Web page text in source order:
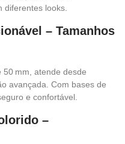
diferentes looks.
– Tamanhos
mm, atende desde
avançada. Com bases de
e confortável.
–